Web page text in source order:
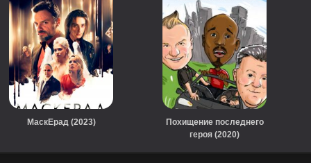
МаскЕрад (2023)
Похищение последнего
героя (2020)